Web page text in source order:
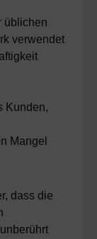
üblichen
verwendet
Kunden,
Mangel
dass die